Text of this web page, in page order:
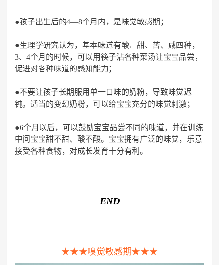
●孩子出生后的4—8个月内，是味觉敏感期；
●生理学研究认为，基本味道有酸、甜、苦、咸四种，
3、4个月的时候，可以用筷子沾各种菜汤让宝宝品尝，
促进对各种味道的感知能力；
●不要让孩子长期服用单一口味的奶粉，导致味觉迟
钝。 适当的变幻奶粉，可以给宝宝充分的味觉刺激；
●6个月以后，可以鼓励宝宝品尝不同的味道，并在训练
中问宝宝甜不甜、酸不酸。 宝宝拥有广泛的味觉，乐意
接受各种食物，对成长发育十分有利。
END
★★★嗅觉敏感期★★★